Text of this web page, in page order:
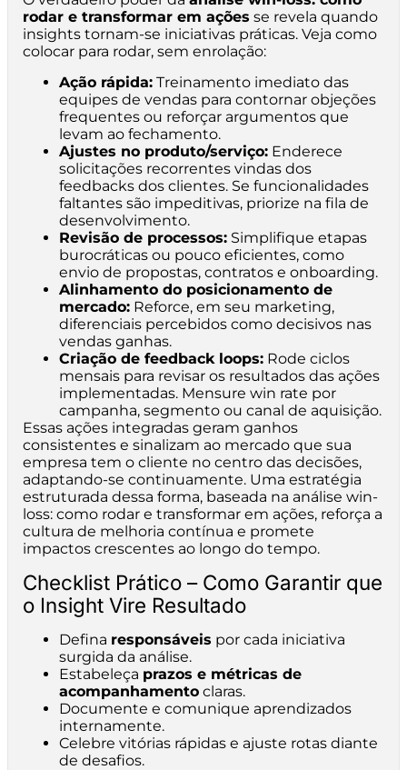
rodar e transformar em ações se revela quando
insights tornam-se iniciativas práticas. Veja como
colocar para rodar, sem enrolação:
Ação rápida: Treinamento imediato das
equipes de vendas para contornar objeções
frequentes ou reforçar argumentos que
levam ao fechamento.
Ajustes no produto/serviço: Enderece
solicitações recorrentes vindas dos
feedbacks dos clientes. Se funcionalidades
faltantes são impeditivas, priorize na fila de
desenvolvimento.
Revisão de processos: Simplifique etapas
burocráticas ou pouco eficientes, como
envio de propostas, contratos e onboarding.
Alinhamento do posicionamento de
mercado: Reforce, em seu marketing,
diferenciais percebidos como decisivos nas
vendas ganhas.
Criação de feedback loops: Rode ciclos
mensais para revisar os resultados das ações
implementadas. Mensure win rate por
campanha, segmento ou canal de aquisição.
Essas ações integradas geram ganhos
consistentes e sinalizam ao mercado que sua
empresa tem o cliente no centro das decisões,
adaptando-se continuamente. Uma estratégia
estruturada dessa forma, baseada na análise win-
loss: como rodar e transformar em ações, reforça a
cultura de melhoria contínua e promete
impactos crescentes ao longo do tempo.
Checklist Prático – Como Garantir que
o Insight Vire Resultado
Defina responsáveis por cada iniciativa
surgida da análise.
Estabeleça prazos e métricas de
acompanhamento claras.
Documente e comunique aprendizados
internamente.
Celebre vitórias rápidas e ajuste rotas diante
de desafios.